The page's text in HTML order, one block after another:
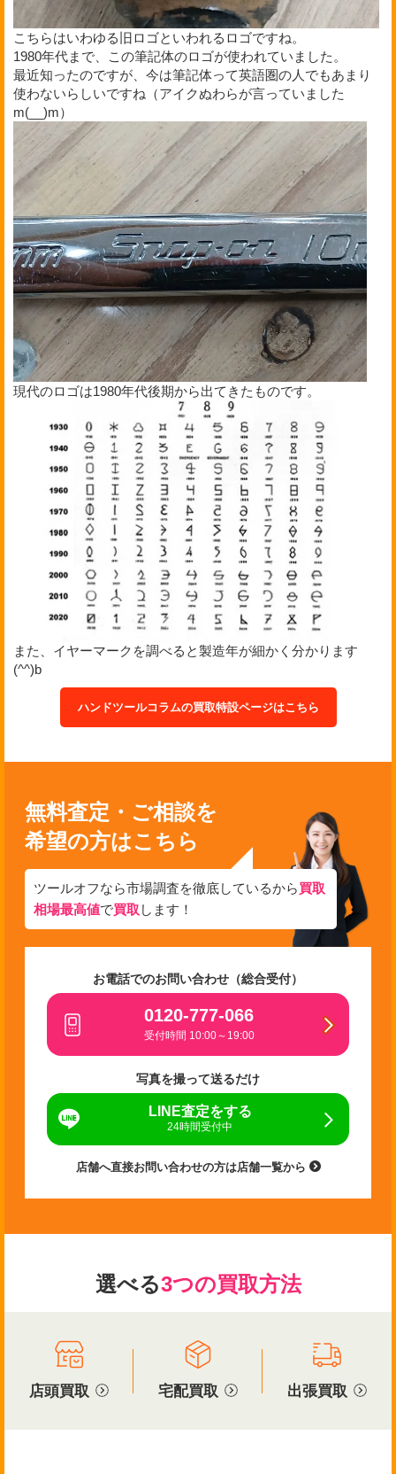
こちらはいわゆる旧ロゴといわれるロゴですね。
1980年代まで、この筆記体のロゴが使われていました。
最近知ったのですが、今は筆記体って英語圏の人でもあまり
使わないらしいですね（アイクぬわらが言っていました
m(__)m）
現代のロゴは1980年代後期から出てきたものです。
また、イヤーマークを調べると製造年が細かく分かります
(^^)b
ハンドツールコラムの買取特設ページはこちら
無料査定・ご相談を
希望の方はこちら
ツールオフなら市場調査を徹底しているから買取
相場最高値で買取 します！
お電話でのお問い合わせ（総合受付）
0120-777-066
受付時間 10:00～19:00
写真を撮って送るだけ
LINE査定をする
24時間受付中
店舗へ直接お問い合わせの方は店舗一覧から
選べる3つの買取方法
店頭買取 宅配買取 出張買取